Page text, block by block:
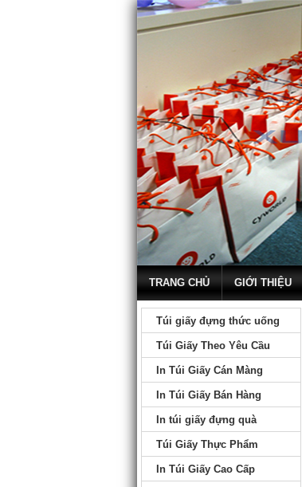
TRANG CHỦ GIỚI THIỆU
Túi giấy đựng thức uống
Túi Giấy Theo Yêu Cầu
In Túi Giấy Cán Màng
In Túi Giấy Bán Hàng
In túi giấy đựng quà
Túi Giấy Thực Phẩm
In Túi Giấy Cao Cấp